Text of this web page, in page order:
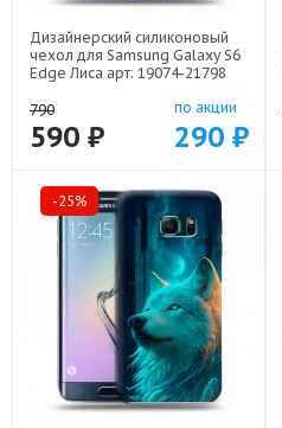
Дизайнерский силиконовый
чехол для Samsung Galaxy S6
Edge Лиса арт: 19074-21798
790
590 ₽
по акции
290 ₽
-25%